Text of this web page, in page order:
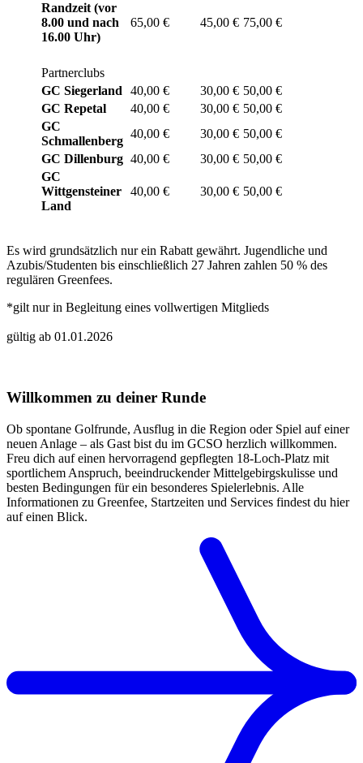
Randzeit (vor
8.00 und nach
16.00 Uhr)
65,00 € 45,00 € 75,00 €
Partnerclubs
GC Siegerland
40,00 € 30,00 € 50,00 €
GC Repetal
40,00 € 30,00 € 50,00 €
GC
Schmallenberg
40,00 € 30,00 € 50,00 €
GC Dillenburg 40,00 € 30,00 € 50,00 €
GC
Wittgensteiner
Land
40,00 € 30,00 € 50,00 €
Es wird grundsätzlich nur ein Rabatt gewährt. Jugendliche und
Azubis/Studenten bis einschließlich 27 Jahren zahlen 50 % des
regulären Greenfees.
*gilt nur in Begleitung eines vollwertigen Mitglieds
gültig ab 01.01.2026
Willkommen zu deiner Runde
Ob spontane Golfrunde, Ausflug in die Region oder Spiel auf einer
neuen Anlage – als Gast bist du im GCSO herzlich willkommen.
Freu dich auf einen hervorragend gepflegten 18-Loch-Platz mit
sportlichem Anspruch, beeindruckender Mittelgebirgskulisse und
besten Bedingungen für ein besonderes Spielerlebnis. Alle
Informationen zu Greenfee, Startzeiten und Services findest du hier
auf einen Blick.